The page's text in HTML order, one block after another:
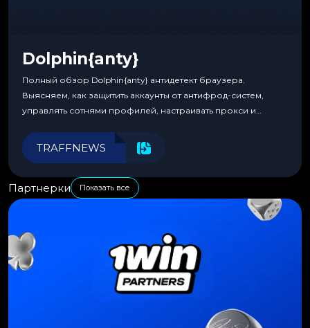
Dolphin{anty}
Полный обзор Dolphin{anty} антидетект браузера.
Выясняем, как защитить аккаунты от антифрод-систем,
управлять сотнями профилей, настраивать прокси и
эффективности.
TRAFFNEWS
Партнерки Показать все